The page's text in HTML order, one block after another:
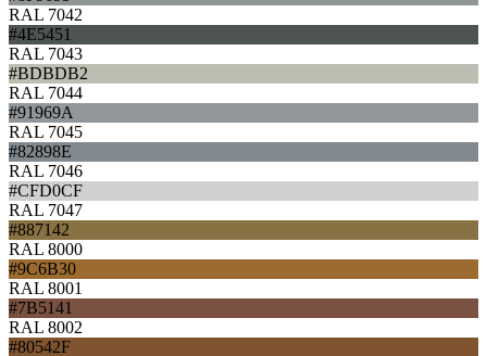
RAL 7042
#4E5451
RAL 7043
#BDBDB2
RAL 7044
#91969A
RAL 7045
#82898E
RAL 7046
#CFD0CF
RAL 7047
#887142
RAL 8000
#9C6B30
RAL 8001
#7B5141
RAL 8002
#80542F